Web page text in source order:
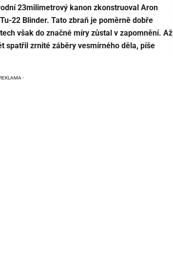
23milimetrový kanon zkonstruoval Aron
22 Blinder. Tato zbraň je poměrně dobře
však do značné míry zůstal v zapomnění. Až
spatřil zrnité záběry vesmírného děla, píše